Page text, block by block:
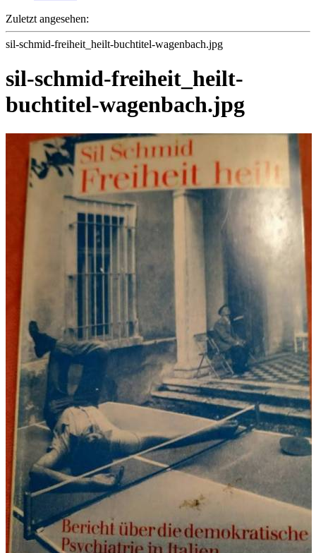
Zuletzt angesehen:
sil-schmid-freiheit_heilt-buchtitel-wagenbach.jpg
sil-schmid-freiheit_heilt-
buchtitel-wagenbach.jpg